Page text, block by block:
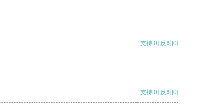
支持[0] 反对[0]
支持[0] 反对[0]